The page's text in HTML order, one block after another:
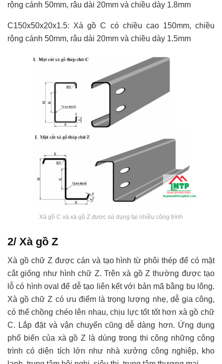
rộng cánh 50mm, râu dài 20mm và chiều dày 1.8mm
C150x50x20x1.5: Xà gồ C có chiều cao 150mm, chiều
rộng cánh 50mm, râu dài 20mm và chiều dày 1.5mm
Xà gồ C và xà gồ Z được sử dụng tại nhiều công trình
2/ Xà gồ Z
Xà gồ chữ Z được cán và tạo hình từ phôi thép để có mặt
cắt giống như hình chữ Z. Trên xà gồ Z thường được tạo
lỗ có hình oval để dễ tạo liên kết với bản mã bằng bu lông.
Xà gồ chữ Z có ưu điểm là trọng lượng nhẹ, dễ gia công,
có thể chồng chéo lên nhau, chịu lực tốt tốt hơn xà gồ chữ
C. Lắp đặt và vận chuyển cũng dễ dàng hơn. Ứng dụng
phổ biến của xà gồ Z là dùng trong thi công những công
trình có diện tích lớn như nhà xưởng công nghiệp, kho